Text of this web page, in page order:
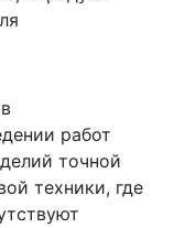
работ
точной
техники, где